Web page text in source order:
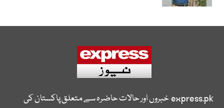
express.pkخبروں اور حالات حاضرہ سے متعلق پاکستان کی